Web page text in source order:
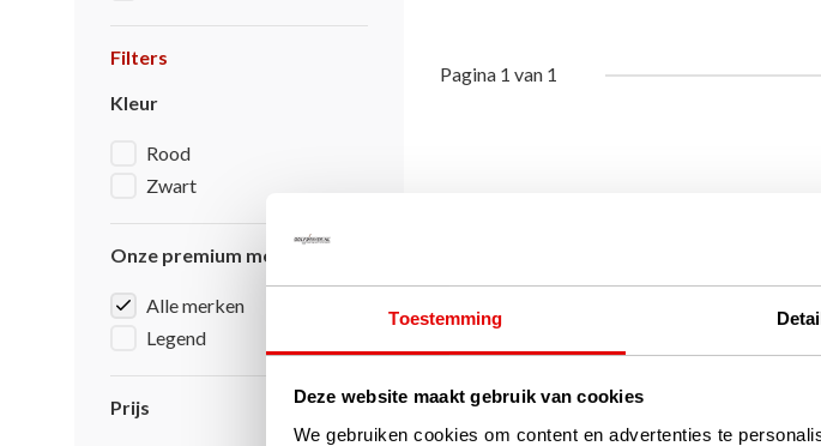
Toestemming
Deze website maakt gebruik van cookies
We gebruiken cookies om content en advertenties te
Filters
Kleur
Rood
Zwart
Onze premium merken
Alle merken
Legend
Prijs
Pagina 1 van 1